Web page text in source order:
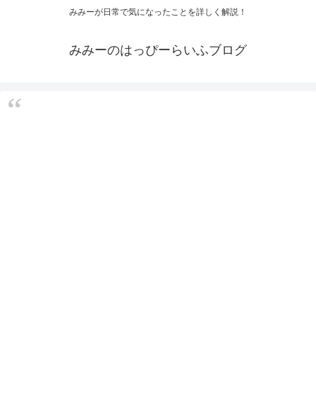
みみーが日常で気になったことを詳しく解説！
みみーのはっぴーらいふブログ